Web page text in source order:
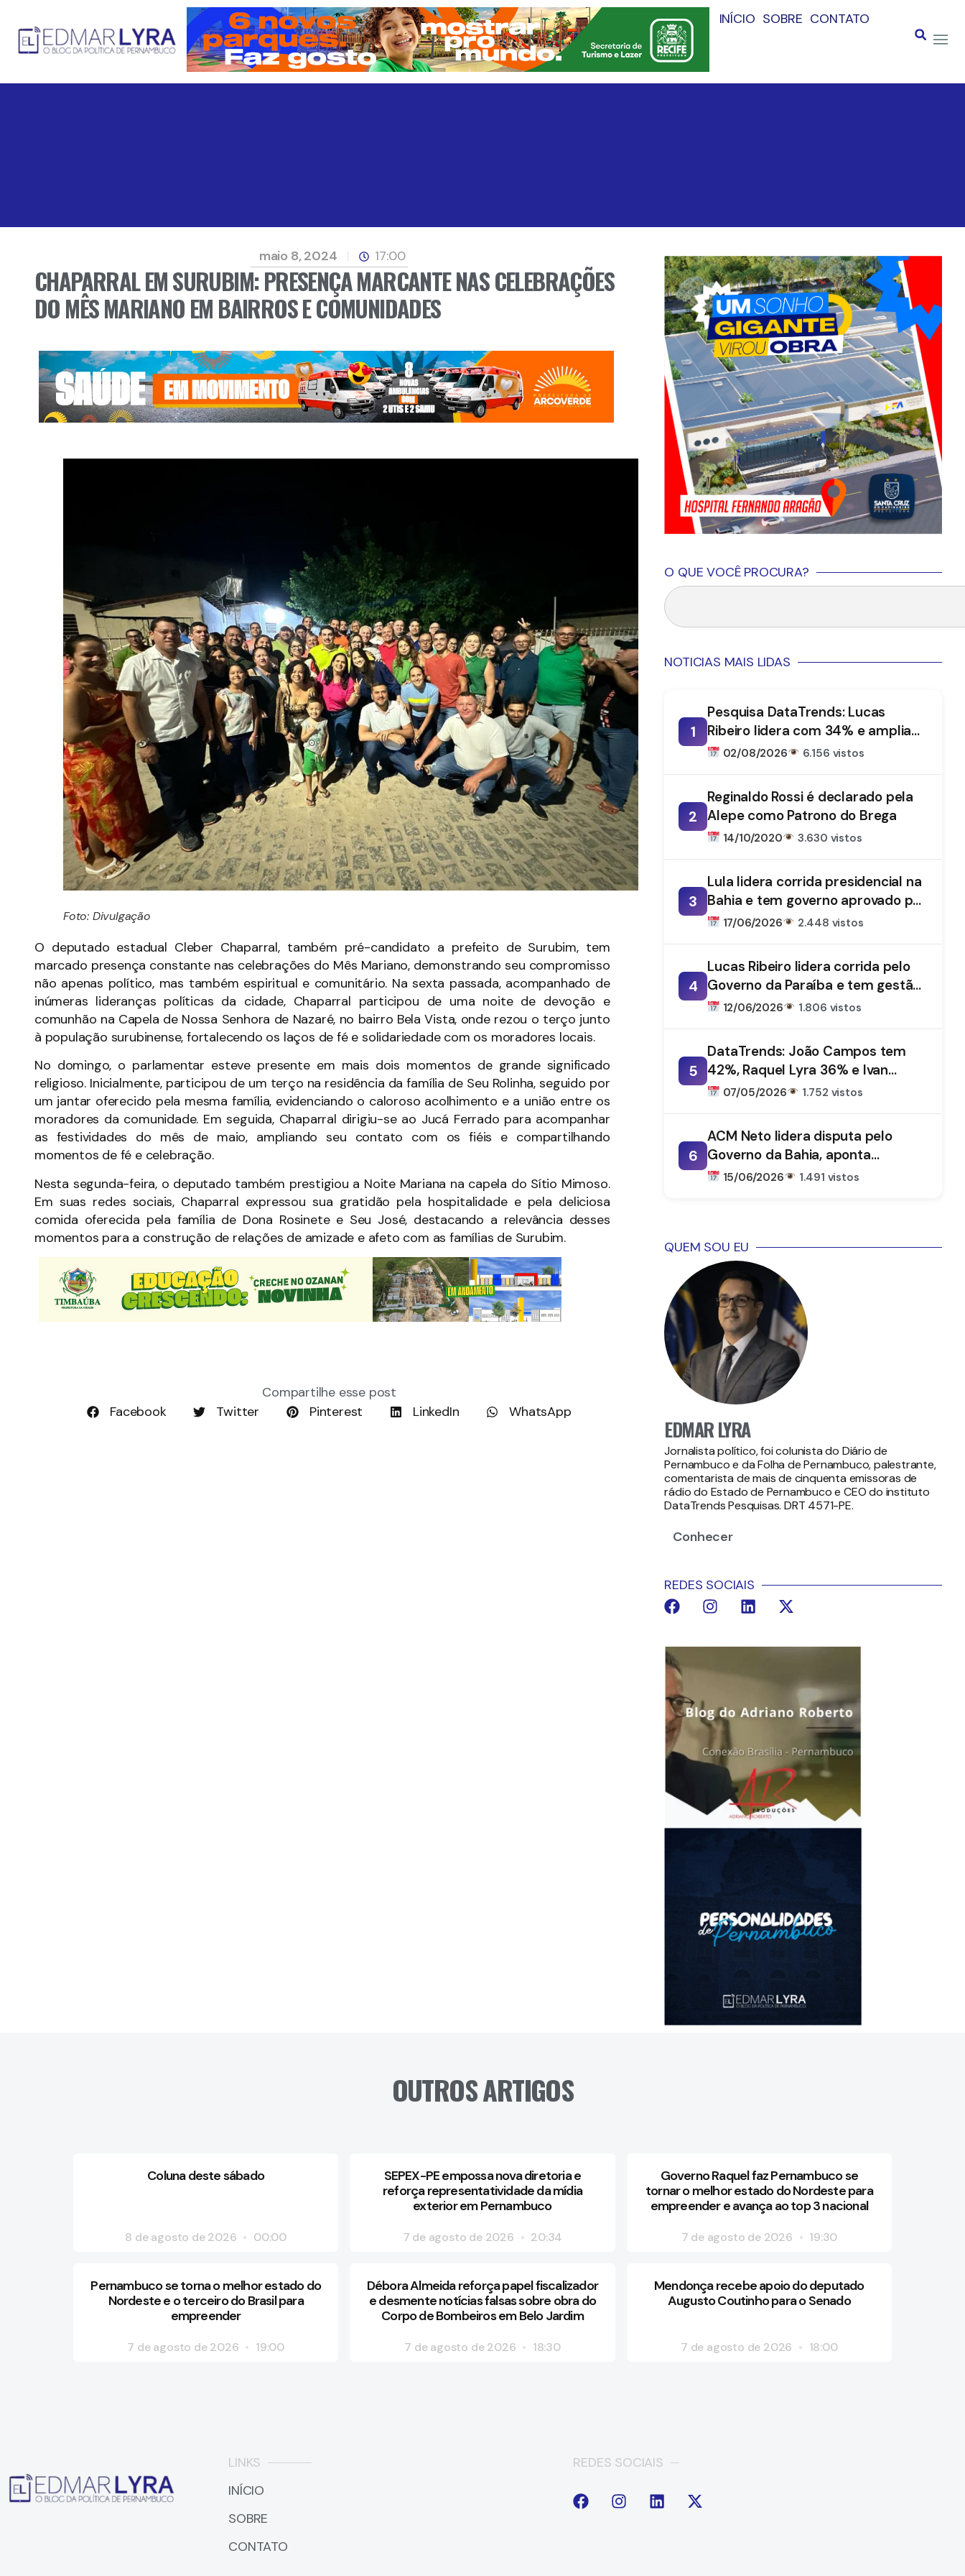
INÍCIO SOBRE CONTATO
maio 8, 2024 17:00
CHAPARRAL EM SURUBIM: PRESENÇA MARCANTE NAS CELEBRAÇÕES
DO MÊS MARIANO EM BAIRROS E COMUNIDADES
Foto: Divulgação
O deputado estadual Cleber Chaparral, também pré-candidato a prefeito de Surubim, tem
marcado presença constante nas celebrações do Mês Mariano, demonstrando seu compromisso
não apenas político, mas também espiritual e comunitário. Na sexta passada, acompanhado de
inúmeras lideranças políticas da cidade, Chaparral participou de uma noite de devoção e
comunhão na Capela de Nossa Senhora de Nazaré, no bairro Bela Vista, onde rezou o terço junto
à população surubinense, fortalecendo os laços de fé e solidariedade com os moradores locais.
No domingo, o parlamentar esteve presente em mais dois momentos de grande significado
religioso. Inicialmente, participou de um terço na residência da família de Seu Rolinha, seguido por
um jantar oferecido pela mesma família, evidenciando o caloroso acolhimento e a união entre os
moradores da comunidade. Em seguida, Chaparral dirigiu-se ao Jucá Ferrado para acompanhar
as festividades do mês de maio, ampliando seu contato com os fiéis e compartilhando
momentos de fé e celebração.
Nesta segunda-feira, o deputado também prestigiou a Noite Mariana na capela do Sítio Mimoso.
Em suas redes sociais, Chaparral expressou sua gratidão pela hospitalidade e pela deliciosa
comida oferecida pela família de Dona Rosinete e Seu José, destacando a relevância desses
momentos para a construção de relações de amizade e afeto com as famílias de Surubim.
Compartilhe esse post
Facebook
Twitter Pinterest LinkedIn WhatsApp
O QUE VOCÊ PROCURA?
NOTICIAS MAIS LIDAS
1
Pesquisa DataTrends: Lucas
Ribeiro lidera com 34% e amplia
vantagem na disputa pelo
02/08/2026 6.156 vistos
2
Reginaldo Rossi é declarado pela
Alepe como Patrono do Brega
14/10/2020 3.630 vistos
3
Lula lidera corrida presidencial na
Bahia e tem governo aprovado por
61%, aponta DataTrends
17/06/2026 2.448 vistos
4
Lucas Ribeiro lidera corrida pelo
Governo da Paraíba e tem gestão
aprovada por 66%, aponta
12/06/2026 1.806 vistos
5
DataTrends: João Campos tem
42%, Raquel Lyra 36% e Ivan
Moraes 1%
07/05/2026 1.752 vistos
6
ACM Neto lidera disputa pelo
Governo da Bahia, aponta
DataTrends
15/06/2026 1.491 vistos
QUEM SOU EU
EDMAR LYRA
Jornalista político, foi colunista do Diário de
Pernambuco e da Folha de Pernambuco, palestrante,
comentarista de mais de cinquenta emissoras de
rádio do Estado de Pernambuco e CEO do instituto
DataTrends Pesquisas. DRT 4571-PE.
Conhecer
REDES SOCIAIS
OUTROS ARTIGOS
Coluna deste sábado
8 de agosto de 2026 00:00
SEPEX-PE empossa nova diretoria e
reforça representatividade da mídia
exterior em Pernambuco
7 de agosto de 2026 20:34
Governo Raquel faz Pernambuco se
tornar o melhor estado do Nordeste para
empreender e avança ao top 3 nacional
7 de agosto de 2026 19:30
Pernambuco se torna o melhor estado do
Nordeste e o terceiro do Brasil para
empreender
7 de agosto de 2026 19:00
Débora Almeida reforça papel fiscalizador
e desmente notícias falsas sobre obra do
Corpo de Bombeiros em Belo Jardim
7 de agosto de 2026 18:30
Mendonça recebe apoio do deputado
Augusto Coutinho para o Senado
7 de agosto de 2026 18:00
LINKS
INÍCIO
SOBRE
CONTATO
REDES SOCIAIS